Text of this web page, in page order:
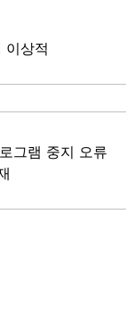
이상적
그램 중지 오류